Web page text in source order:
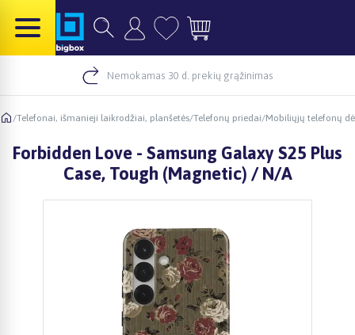
Nemokamas 30 d. prekių grąžinimas
/Telefonai, išmanieji laikrodžiai, planšetės/Telefonų priedai/Mobiliųjų telefonų
Forbidden Love - Samsung Galaxy S25 Plus
Case, Tough (Magnetic) / N/A